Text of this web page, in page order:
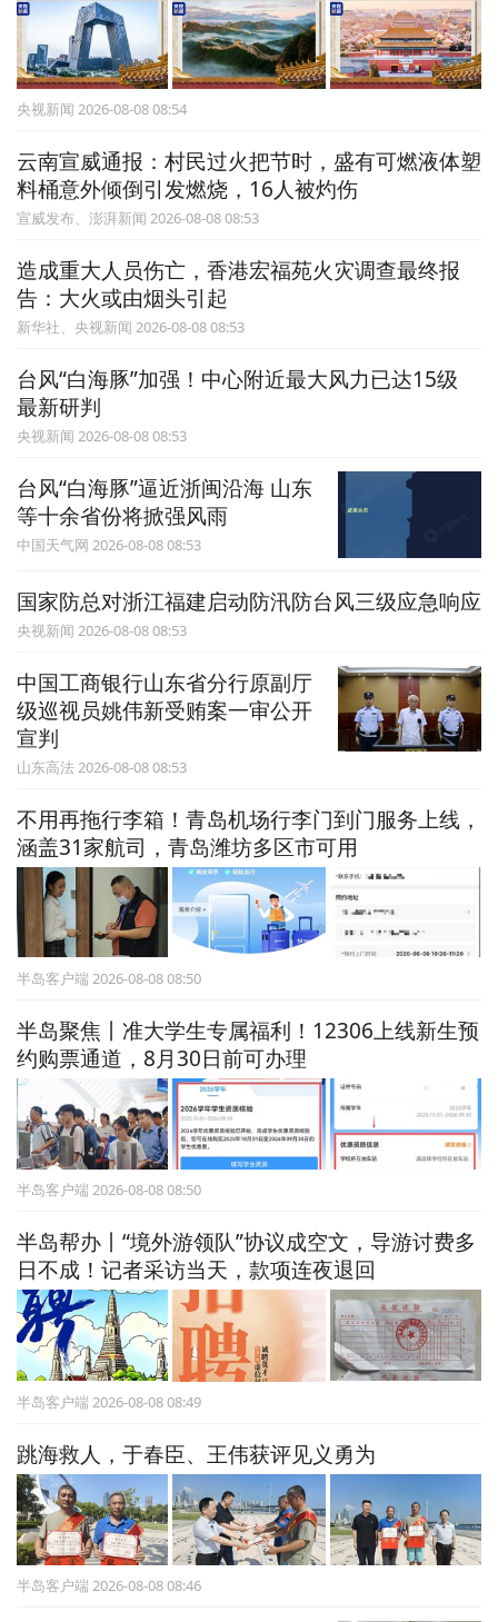
央视新闻 2026-08-08 08:54
云南宣威通报：村民过火把节时，盛有可燃液体塑
料桶意外倾倒引发燃烧，16人被灼伤
宣威发布、澎湃新闻 2026-08-08 08:53
造成重大人员伤亡，香港宏福苑火灾调查最终报
告：大火或由烟头引起
新华社、央视新闻 2026-08-08 08:53
台风“白海豚”加强！中心附近最大风力已达15级
最新研判
央视新闻 2026-08-08 08:53
台风“白海豚”逼近浙闽沿海 山东
等十余省份将掀强风雨
中国天气网 2026-08-08 08:53
国家防总对浙江福建启动防汛防台风三级应急响应
央视新闻 2026-08-08 08:53
中国工商银行山东省分行原副厅
级巡视员姚伟新受贿案一审公开
宣判
山东高法 2026-08-08 08:53
不用再拖行李箱！青岛机场行李门到门服务上线，
涵盖31家航司，青岛潍坊多区市可用
半岛客户端 2026-08-08 08:50
半岛聚焦丨准大学生专属福利！12306上线新生预
约购票通道，8月30日前可办理
半岛客户端 2026-08-08 08:50
半岛帮办丨“境外游领队”协议成空文，导游讨费多
日不成！记者采访当天，款项连夜退回
半岛客户端 2026-08-08 08:49
跳海救人，于春臣、王伟获评见义勇为
半岛客户端 2026-08-08 08:46